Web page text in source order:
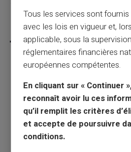
Partager cet article
Le complément familial :
?
Article précédent
Tous les services sont
avec les lois en vigueur et,
applicable, sous la
réglementaires financières
européennes compétentes.
En cliquant sur « Continuer
reconnaît avoir lu ces
qu’il remplit les critères
et accepte de poursuivre
conditions.